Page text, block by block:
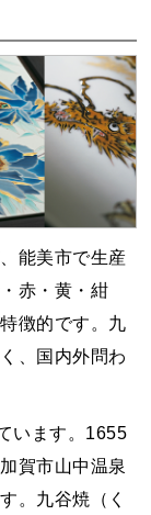
能美市で生産
赤・黄・紺
徴的です。九
、国内外問わ
います。1655
賀市山中温泉
。九谷焼（く